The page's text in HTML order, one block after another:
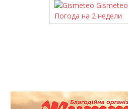
Gismeteo
Погода на 2 недели